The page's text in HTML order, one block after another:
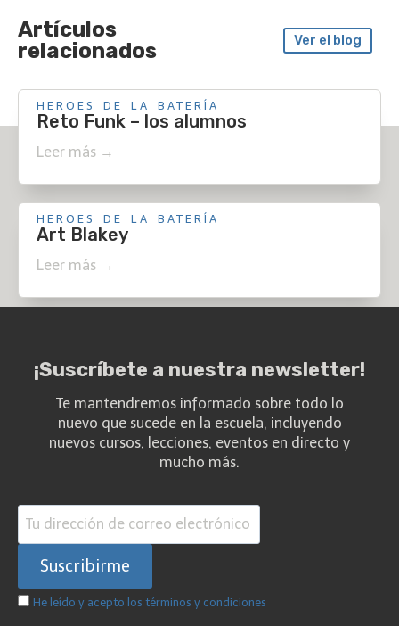
Artículos
relacionados
Ver el blog
HEROES DE LA BATERÍA
Reto Funk – los alumnos
Leer más →
HEROES DE LA BATERÍA
Art Blakey
Leer más →
¡Suscríbete a nuestra newsletter!
Te mantendremos informado sobre todo lo
nuevo que sucede en la escuela, incluyendo
nuevos cursos, lecciones, eventos en directo y
mucho más.
He leído y acepto los términos y condiciones